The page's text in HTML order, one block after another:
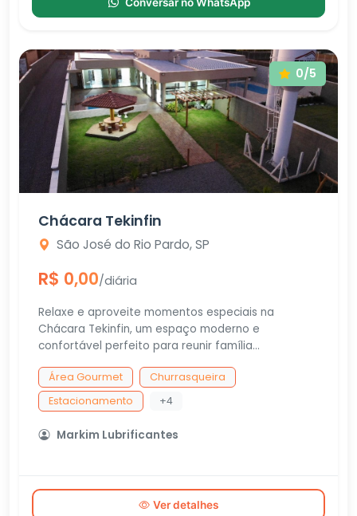
0/5
Chácara Tekinfin
São José do Rio Pardo, SP
R$ 0,00/diária
Relaxe e aproveite momentos especiais na
Chácara Tekinfin, um espaço moderno e
confortável perfeito para reunir família...
Área Gourmet
Churrasqueira
Estacionamento
+4
Markim Lubrificantes
Ver detalhes